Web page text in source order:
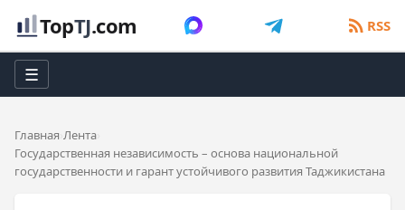
TopTJ.com RSS
☰
Главная Лента
Государственная независимость – основа национальной
государственности и гарант устойчивого развития Таджикистана